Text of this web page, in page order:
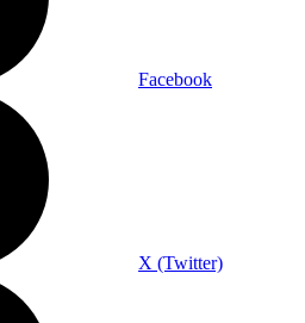
Facebook
X (Twitter)